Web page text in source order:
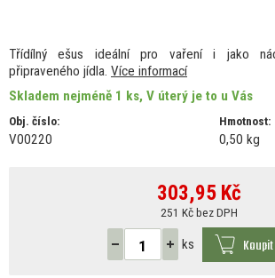
Třídílný ešus ideální pro vaření i jako
připraveného jídla. Více informací
Skladem nejméně 1 ks, V úterý je to u Vás
Obj. číslo:
V00220
Hmotnost:
0,50 kg
303,95 Kč
251 Kč bez DPH
ks Koupit